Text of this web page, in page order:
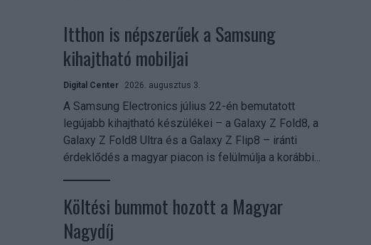
Itthon is népszerűek a Samsung
kihajtható mobiljai
Digital Center 2026. augusztus 3.
A Samsung Electronics július 22-én bemutatott
legújabb kihajtható készülékei – a Galaxy Z Fold8, a
Galaxy Z Fold8 Ultra és a Galaxy Z Flip8 – iránti
érdeklődés a magyar piacon is felülmúlja a korábbi...
Költési bummot hozott a Magyar
Nagydíj